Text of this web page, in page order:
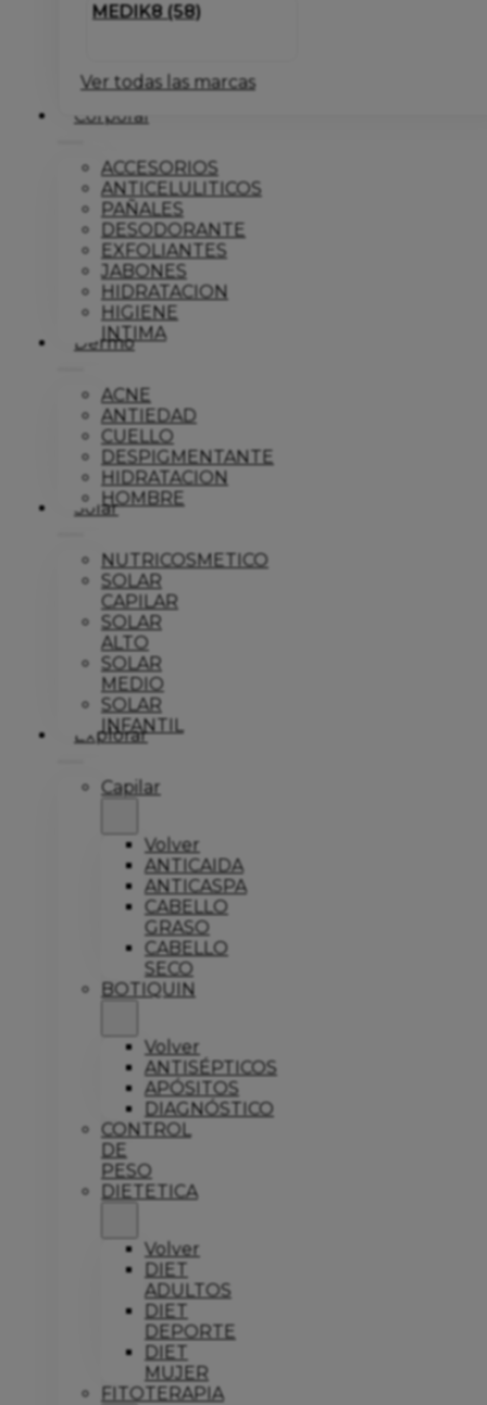
MEDIK8 (58)
Ver todas las marcas
Corporal
ACCESORIOS
ANTICELULITICOS
PAÑALES
DESODORANTE
EXFOLIANTES
JABONES
HIDRATACION
HIGIENE
INTIMA
Dermo
ACNE
ANTIEDAD
CUELLO
DESPIGMENTANTE
HIDRATACION
HOMBRE
Solar
NUTRICOSMETICO
SOLAR
CAPILAR
SOLAR
ALTO
SOLAR
MEDIO
SOLAR
INFANTIL
Explorar
Capilar
Volver
ANTICAIDA
ANTICASPA
CABELLO
GRASO
CABELLO
SECO
BOTIQUIN
Volver
ANTISÉPTICOS
APÓSITOS
DIAGNÓSTICO
CONTROL
DE
PESO
DIETETICA
Volver
DIET
ADULTOS
DIET
DEPORTE
DIET
MUJER
FITOTERAPIA